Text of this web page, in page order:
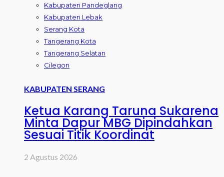
Kabupaten Pandeglang
Kabupaten Lebak
Serang Kota
Tangerang Kota
Tangerang Selatan
Cilegon
KABUPATEN SERANG
Ketua Karang Taruna Sukarena
Minta Dapur MBG Dipindahkan
Sesuai Titik Koordinat
2 Agustus 2026